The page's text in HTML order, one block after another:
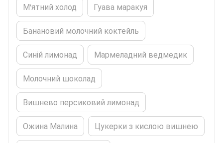
М'ятний холод Гуава маракуя
Банановий молочний коктейль
Синій лимонад Мармеладний ведмедик
Молочний шоколад
Вишнево персиковий лимонад
Ожина Малина Цукерки з кислою вишнею